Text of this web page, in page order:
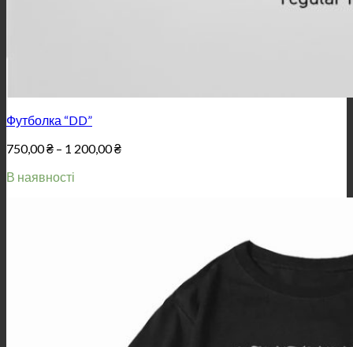
Футболка “DD”
750,00₴ – 1 200,00₴Price
В наявності